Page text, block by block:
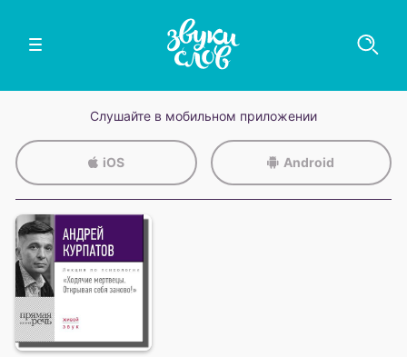
Слушайте в мобильном приложении
iOS Android